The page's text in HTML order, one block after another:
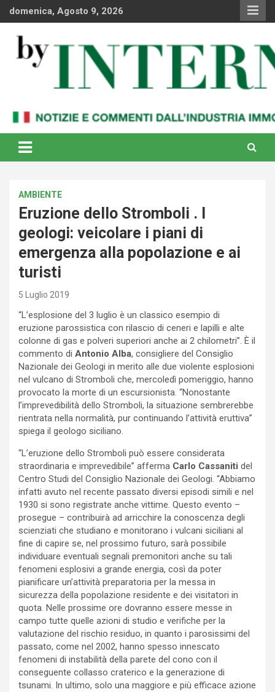
Skipdomenica, Agosto 9, 2026
By Internews
internazionale
AMBIENTE
Eruzione dello Stromboli . I
geologi: veicolare i piani di
emergenza alla popolazione e ai
turisti
5 Luglio 2019
“L’esplosione del 3 luglio è un classico esempio di
eruzione parossistica con rilascio di ceneri e lapilli e alte
colonne di gas e polveri superiori anche ai 2 chilometri”. È il
commento di Antonio Alba, consigliere del Consiglio
Nazionale dei Geologi in merito alle due violente esplosioni
nel vulcano di Stromboli che, mercoledì pomeriggio, hanno
provocato la morte di un escursionista. “Nonostante
l’imprevedibilità dello Stromboli, la situazione sembrerebbe
rientrata nella normalità, pur continuando l’attività eruttiva”
spiega il geologo siciliano.
“L’eruzione dello Stromboli può essere considerata
straordinaria e imprevedibile” afferma Carlo Cassaniti del
Centro Studi del Consiglio Nazionale dei Geologi. “Abbiamo
infatti avuto nel recente passato diversi episodi simili e nel
1930 si sono registrate anche vittime. Questo evento –
prosegue – contribuirà ad arricchire la conoscenza degli
scienziati che studiano e monitorano i vulcani siciliani al
fine di capire se, nel prossimo futuro, sarà possibile
individuare eventuali segnali premonitori anche su tali
fenomeni esplosivi a grande energia, così da poter
pianificare un’attività preparatoria per la messa in
sicurezza della popolazione residente e dei visitatori in
quota. Nelle prossime ore dovranno essere messe in
campo tutte quelle azioni di studio e verifiche per la
valutazione del rischio residuo, in quanto i parosissimi del
passato, come nel 2002, hanno spesso innescato
fenomeni di instabilità della parete del cono con il
conseguente collasso craterico e la generazione di
tsunami. In ultimo, solo una maggiore e più efficace azione